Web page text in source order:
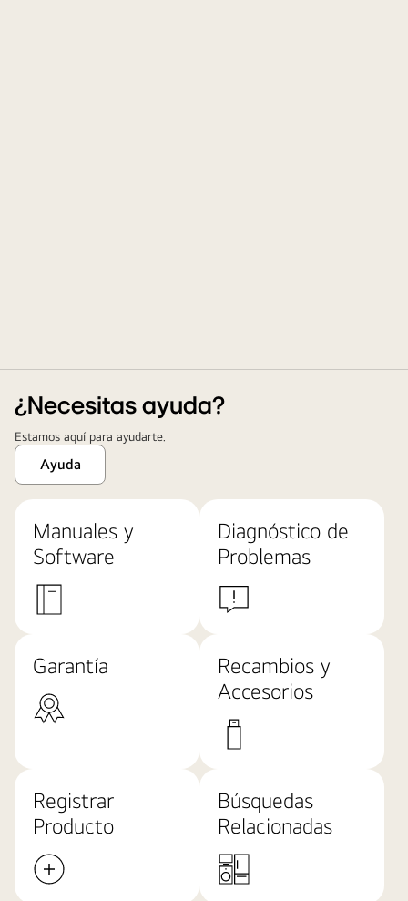
¿Necesitas ayuda?
Estamos aquí para ayudarte.
Ayuda
Manuales y
Software
Diagnóstico de
Problemas
Garantía
Recambios y
Accesorios
Registrar
Producto
Búsquedas
Relacionadas